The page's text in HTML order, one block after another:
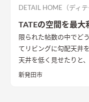
DETAIL HOME（ディテ
TATEの空間を最
限られた帖数の中でどう広さを
てリビングに勾配天井を配置。 わざと和室を小
天井を低く見せたりと
た。
新発田市